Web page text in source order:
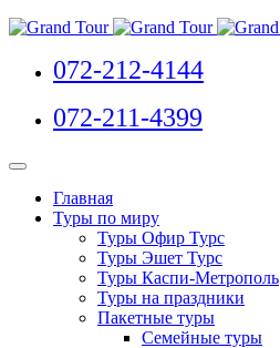
072-212-4144
072-211-4399
Главная
Туры по миру
Туры Офир Турс
Туры Эшет Турс
Туры Каспи-Метрополь
Туры на праздники
Пакетные туры
Семейные туры